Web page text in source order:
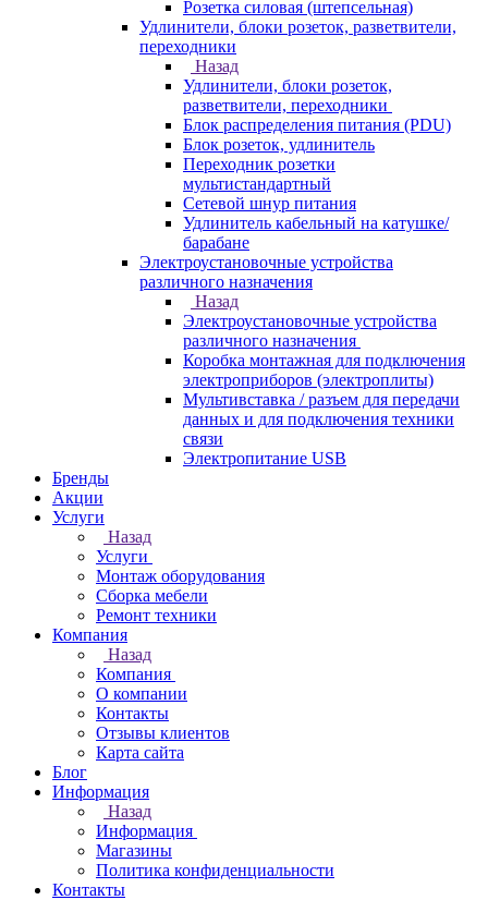
Розетка силовая (штепсельная)
Удлинители, блоки розеток, разветвители,
переходники
Назад
Удлинители, блоки розеток,
разветвители, переходники
Блок распределения питания (PDU)
Блок розеток, удлинитель
Переходник розетки
мультистандартный
Сетевой шнур питания
Удлинитель кабельный на катушке/
барабане
Электроустановочные устройства
различного назначения
Назад
Электроустановочные устройства
различного назначения
Коробка монтажная для подключения
электроприборов (электроплиты)
Мультивставка / разъем для передачи
данных и для подключения техники
связи
Электропитание USB
Бренды
Акции
Услуги
Назад
Услуги
Монтаж оборудования
Сборка мебели
Ремонт техники
Компания
Назад
Компания
О компании
Контакты
Отзывы клиентов
Карта сайта
Блог
Информация
Назад
Информация
Магазины
Политика конфиденциальности
Контакты